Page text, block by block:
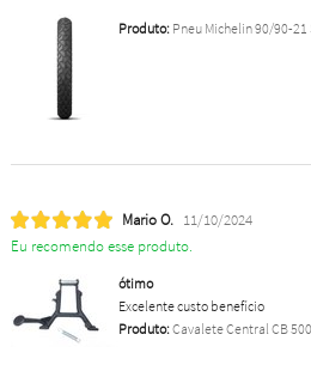
Produto:Pneu Michelin 90/90-21
Mario O. 11/10/2024
Eu recomendo esse produto.
ótimo
Excelente custo benefício
Produto:Cavalete Central CB